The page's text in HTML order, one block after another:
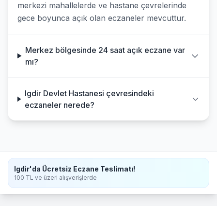
merkezi mahallelerde ve hastane çevrelerinde
gece boyunca açık olan eczaneler mevcuttur.
Merkez bölgesinde 24 saat açık eczane var
mı?
Igdir Devlet Hastanesi çevresindeki
eczaneler nerede?
Igdir'da Ücretsiz Eczane Teslimatı!
100 TL ve üzeri alışverişlerde